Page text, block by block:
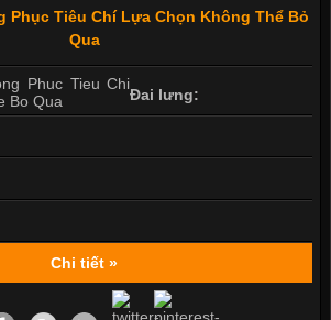
Phục Tiêu Chí Lựa Chọn Không Thể Bỏ
Qua
Đai lưng:
Chi tiết »